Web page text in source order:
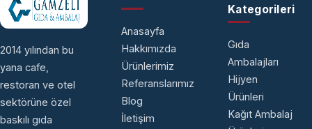
2014 yılından bu
yana cafe,
restoran ve otel
sektörüne özel
baskılı gıda
Anasayfa
Hakkımızda
Ürünlerimiz
Referanslarımız
Blog
İletişim
Kategorileri
Gıda
Ambalajları
Hijyen
Ürünleri
Kağıt Ambalaj